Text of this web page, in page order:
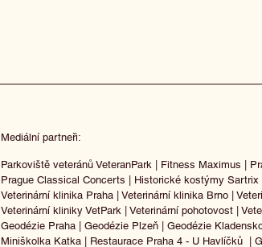
Mediální partneři:
Parkoviště veteránů VeteranPark | Fitness Maximus |
Prague Classical Concerts | Historické kostýmy Sartrix
Veterinární klinika Praha | Veterinární klinika Brno |
Veterinární kliniky VetPark | Veterinární pohotovost |
Geodézie Praha | Geodézie Plzeň | Geodézie
Miniškolka Katka | Restaurace Praha 4 - U Havlíčků |